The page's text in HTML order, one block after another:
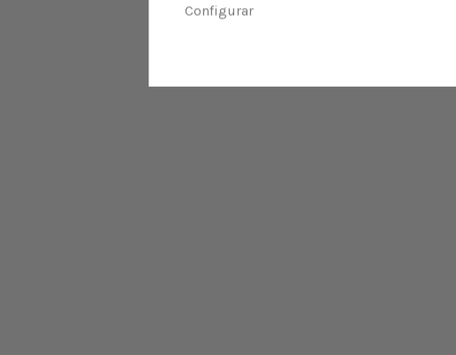
Puede
Configurar